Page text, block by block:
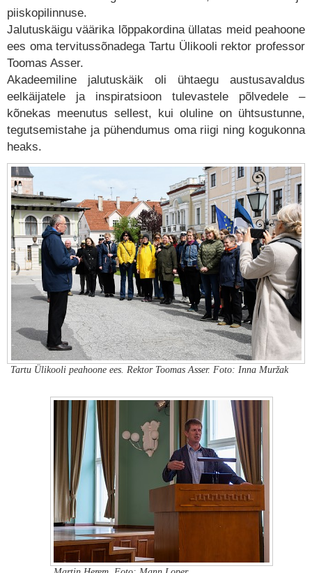
piiskopilinnuse.
Jalutuskäigu väärika lõppakordina üllatas meid peahoone
ees oma tervitussõnadega Tartu Ülikooli rektor professor
Toomas Asser.
Akadeemiline jalutuskäik oli ühtaegu austusavaldus
eelkäijatele ja inspiratsioon tulevastele põlvedele –
kõnekas meenutus sellest, kui oluline on ühtsustunne,
tegutsemistahe ja pühendumus oma riigi ning kogukonna
heaks.
Tartu Ülikooli peahoone ees. Rektor Toomas Asser. Foto: Inna Muržak